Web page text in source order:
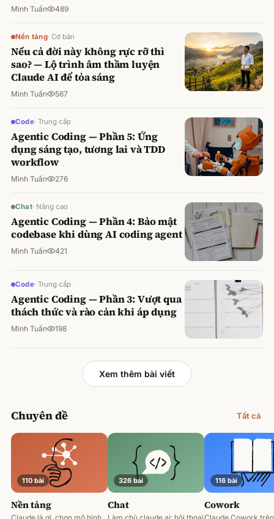
Minh Tuấn 489
Nền tảng· Cơ bản
Nếu cả đời này không rực rỡ thì
sao? — Lộ trình âm thầm luyện
Claude AI để tỏa sáng
Minh Tuấn 567
Code· Trung cấp
Agentic Coding — Phần 5: Ứng
dụng sáng tạo, tương lai và TDD
workflow
Minh Tuấn 276
Chat· Nâng cao
Agentic Coding — Phần 4: Bảo mật
codebase khi dùng AI coding agent
Minh Tuấn 421
Code· Trung cấp
Agentic Coding — Phần 3: Vượt qua
thách thức và rào cản khi áp dụng
Minh Tuấn 198
Xem thêm bài viết
Chuyên đề Tất cả
110 bài
Nền tảng
326 bài
Chat
116 bài
Cowork